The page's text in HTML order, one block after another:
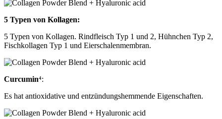
5 Typen von Kollagen:
5 Typen von Kollagen. Rindfleisch Typ 1 und 2, Hühnchen Typ 2,
Fischkollagen Typ 1 und Eierschalenmembran.
Curcumin⁴:
Es hat antioxidative und entzündungshemmende Eigenschaften.